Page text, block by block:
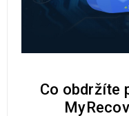
Co obdržíte